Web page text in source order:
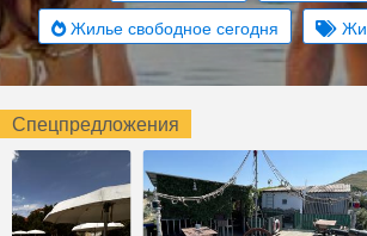
Жилье свободное сегодня
Спецпредложения